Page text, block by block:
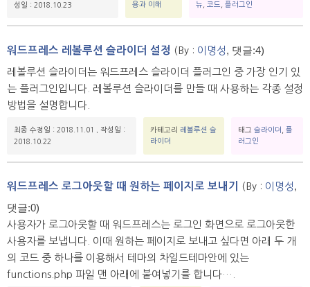
성일 : 2018.10.23 용과 이해 뉴 코드 ,플러그인
워드프레스 레볼루션 슬라이더 설정 (By : 이명성 , 댓글:4)
레볼루션 슬라이더는 워드프레스 슬라이더 플러그인 중 가장 인기 있
는 플러그인입니다. 레볼루션 슬라이더를 만들 때 사용하는 각종 설정
방법을 설명합니다.
최종 수정일 : 2018.11.01
작성일 :
2018.10.22
카테고리 레볼루션 슬
라이더
태그슬라이더 ,플
러그인
워드프레스 로그아웃할 때 원하는 페이지로 보내기 (By : 이명성 ,
댓글:0)
사용자가 로그아웃할 때 워드프레스는 로그인 화면으로 로그아웃한
사용자를 보냅니다. 이때 원하는 페이지로 보내고 싶다면 아래 두 개
의 코드 중 하나를 이용해서 테마의 차일드테마안에 있는
functions.php 파일 맨 아래에 붙여넣기를 합니다….